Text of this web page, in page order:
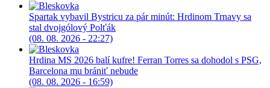
Spartak vybavil Bystricu za pár minút: Hrdinom Trnavy sa
stal dvojgólový Polťák
(08. 08. 2026 - 22:27)
Hrdina MS 2026 balí kufre! Ferran Torres sa dohodol s PSG,
Barcelona mu brániť nebude
(08. 08. 2026 - 16:59)